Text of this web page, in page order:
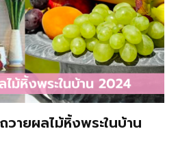
ายผลไม้หิ้งพระในบ้าน